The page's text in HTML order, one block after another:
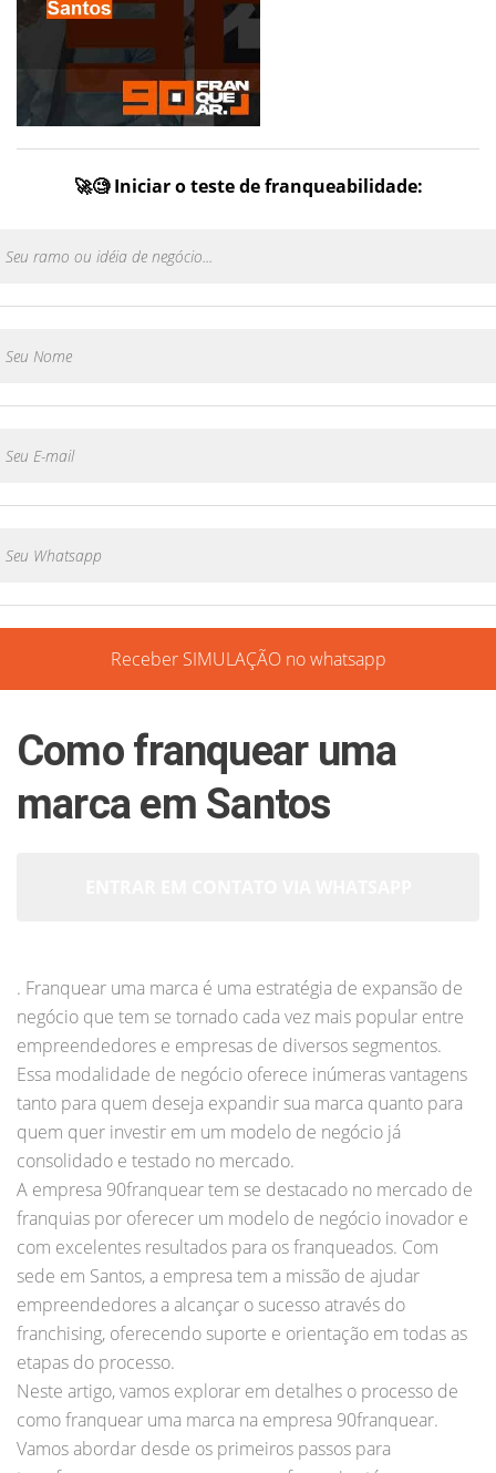
🚀🧐 Iniciar o teste de franqueabilidade:
Receber SIMULAÇÃO no whatsapp
Como franquear uma
marca em Santos
. Franquear uma marca é uma estratégia de expansão de
negócio que tem se tornado cada vez mais popular entre
empreendedores e empresas de diversos segmentos.
Essa modalidade de negócio oferece inúmeras vantagens
tanto para quem deseja expandir sua marca quanto para
quem quer investir em um modelo de negócio já
consolidado e testado no mercado.
A empresa 90franquear tem se destacado no mercado de
franquias por oferecer um modelo de negócio inovador e
com excelentes resultados para os franqueados. Com
sede em Santos, a empresa tem a missão de ajudar
empreendedores a alcançar o sucesso através do
franchising, oferecendo suporte e orientação em todas as
etapas do processo.
Neste artigo, vamos explorar em detalhes o processo de
como franquear uma marca na empresa 90franquear.
Vamos abordar desde os primeiros passos para